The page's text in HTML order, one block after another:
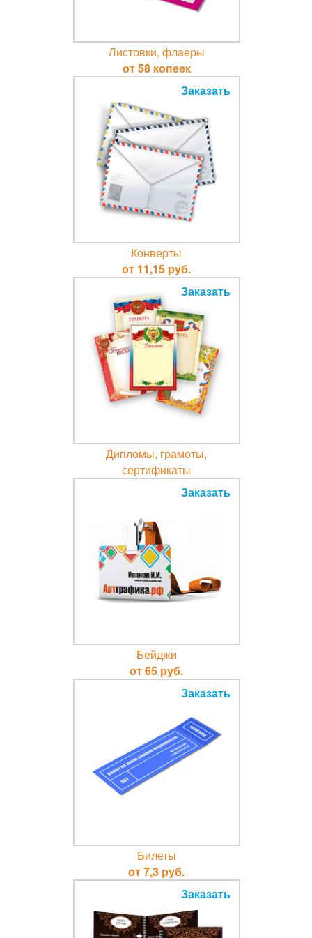
Листовки, флаеры
от 58 копеек
Конверты
от 11,15 руб.
Заказать
Дипломы, грамоты,
сертификаты
от 24,25 руб.
Заказать
Бейджи
от 65 руб.
Заказать
Билеты
от 7,3 руб.
Заказать
Заказать